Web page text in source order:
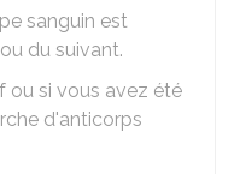
sanguin est
du suivant.
ou si vous avez été
d'anticorps